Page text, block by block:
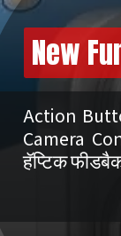
New
Action
Camera